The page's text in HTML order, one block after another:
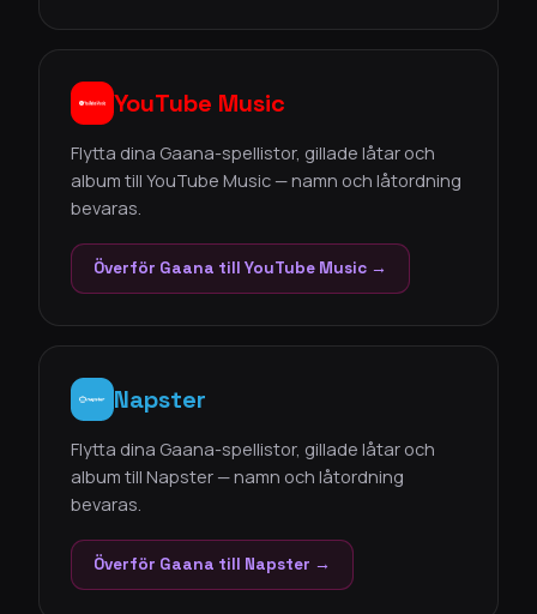
YouTube Music
Flytta dina Gaana-spellistor, gillade låtar och
album till YouTube Music — namn och låtordning
bevaras.
Överför Gaana till YouTube Music →
Napster
Flytta dina Gaana-spellistor, gillade låtar och
album till Napster — namn och låtordning
bevaras.
Överför Gaana till Napster →